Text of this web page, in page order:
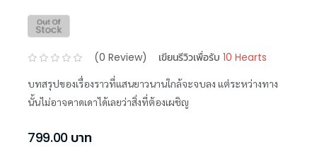
(0 Review) เขียนรีวิวเพื่อรับ 10 Hearts
บทสรุปของเรื่องราวที่แสนยาวนานใกล้จะจบลง แต่ระหว่างทาง
นั้นไม่อาจคาดเดาได้เลยว่าสิ่งที่ต้องเผชิญ
799.00 บาท